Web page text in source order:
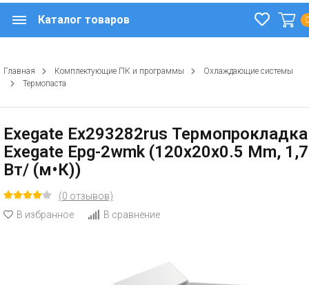
Каталог товаров
Главная Комплектующие ПК и программы
Охлаждающие системы
Термопаста
Exegate Ex293282rus Термопрокладка
Exegate Epg-2wmk (120x20x0.5 Mm, 1,7
Вт/ (м•К))
(0 отзывов)
В избранное
В сравнение